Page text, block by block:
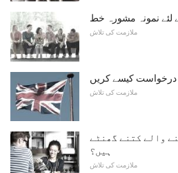
لئے نمونہ مشورہ خط
ملازمت کی تلاش
درخواست کیسے کریں
ملازمت کی تلاش
والے کتنے گھنٹے
ہیں؟
ملازمت کی تلاش